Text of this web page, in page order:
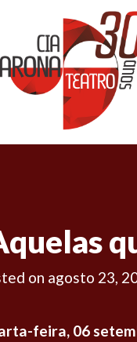
on agosto 23,
feira, 06